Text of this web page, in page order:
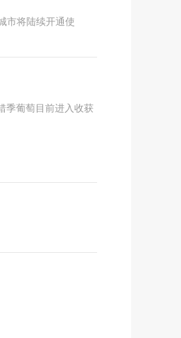
市将陆续开通使
季葡萄目前进入收获